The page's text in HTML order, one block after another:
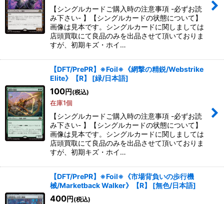
【シングルカードご購入時の注意事項 -必ずお読
み下さい- 】【シングルカードの状態について】
画像は見本です。シングルカードに関しましては
店頭買取にて良品のみを出品させて頂いておりま
すが、初期キズ・ホイ…
【DFT/PrePR】※Foil※《網撃の精鋭/Webstrike
Elite》【R】
[緑/日本語]
100円 (税込)
在庫1個
【シングルカードご購入時の注意事項 -必ずお読
み下さい- 】【シングルカードの状態について】
画像は見本です。シングルカードに関しましては
店頭買取にて良品のみを出品させて頂いておりま
すが、初期キズ・ホイ…
【DFT/PrePR】※Foil※《市場背負いの歩行機
械/Marketback Walker》【R】
[無色/日本語]
400円 (税込)